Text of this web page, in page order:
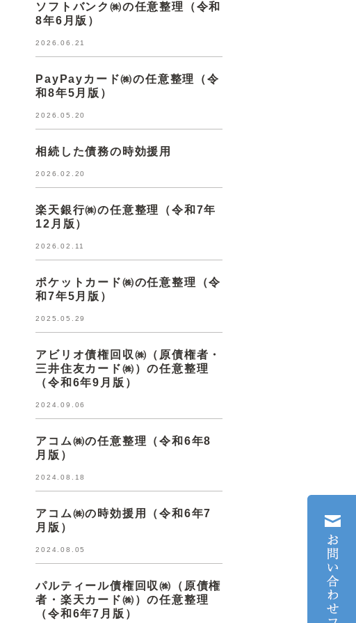
ソフトバンク㈱の任意整理（令和
8年6月版）
2026.06.21
PayPayカード㈱の任意整理（令
和8年5月版）
2026.05.20
相続した債務の時効援用
2026.02.20
楽天銀行㈱の任意整理（令和7年
12月版）
2026.02.11
ポケットカード㈱の任意整理（令
和7年5月版）
2025.05.29
アビリオ債権回収㈱（原債権者・
三井住友カード㈱）の任意整理
（令和6年9月版）
2024.09.06
アコム㈱の任意整理（令和6年8
月版）
2024.08.18
アコム㈱の時効援用（令和6年7
月版）
2024.08.05
パルティール債権回収㈱（原債権
者・楽天カード㈱）の任意整理
（令和6年7月版）